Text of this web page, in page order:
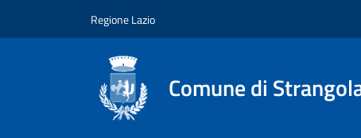
Regione Lazio
Comune di